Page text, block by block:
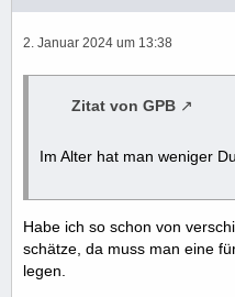
2. Januar 2024 um 13:38
Zitat von GPB
Im Alter hat man weniger
Habe ich so schon von
schätze, da muss man eine
legen.